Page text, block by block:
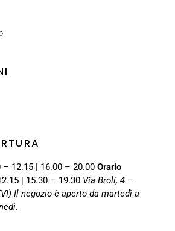
– 12.15 | 16.00 – 20.00 Orario
| 15.30 – 19.30 Via Broli, 4 –
Il negozio è aperto da martedì a